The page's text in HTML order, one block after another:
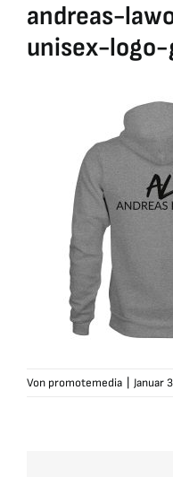
Geschenk-
andreas-
unisex-
Von promotemedia Januar